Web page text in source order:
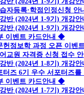
자등록·학점인정신청 안
반 (2024년 1-9기) 개강안
반 (2024년 1-9기) 개강안
이벤트 카드안내 ◆
정보학 과정 오픈 이벤
교원 자격증 신청 접수
반 (2024년 1-8기) 개강안
즈 6기 우수 서포터즈를
이벤트 카드안내 ◆
반 (2024년 1-7기) 개강안